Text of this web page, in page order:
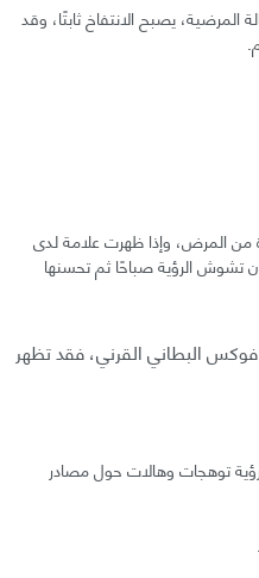
المرضية، يصبح الانتفاخ ثابتًا، وقد
من المرض، وإذا ظهرت علامة لدى
تشوش الرؤية صباحًا ثم تحسنها
البطاني القرني، فقد تظهر
توهجات وهالات حول مصادر